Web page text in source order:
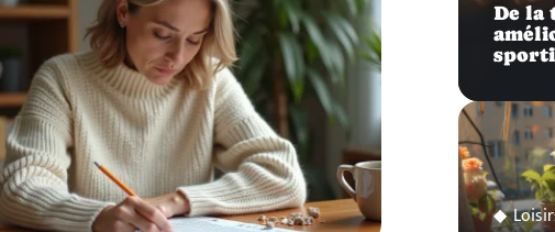
De la